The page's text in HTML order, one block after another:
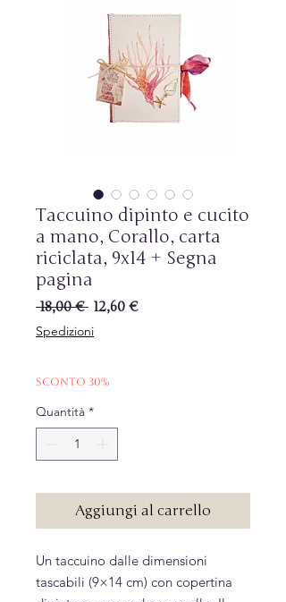
Taccuino dipinto e cucito
a mano, Corallo, carta
riciclata, 9x14 + Segna
pagina
18,00 € Prezzo
regolare
12,60 €Prezzo
Spedizioni
Sconto 30%
Quantità *
Aggiungi al carrello
Un taccuino dalle dimensioni
tascabili (9×14 cm) con copertina